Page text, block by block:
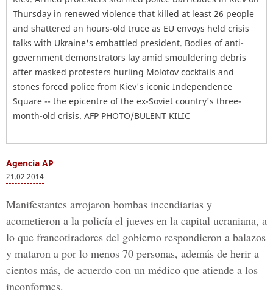
Thursday in renewed violence that killed at least 26 people
and shattered an hours-old truce as EU envoys held crisis
talks with Ukraine's embattled president. Bodies of anti-
government demonstrators lay amid smouldering debris
after masked protesters hurling Molotov cocktails and
stones forced police from Kiev's iconic Independence
Square -- the epicentre of the ex-Soviet country's three-
month-old crisis. AFP PHOTO/BULENT KILIC
Agencia AP
21.02.2014
Manifestantes arrojaron bombas incendiarias y
acometieron a la policía el jueves en la capital ucraniana, a
lo que francotiradores del gobierno respondieron a balazos
y mataron a por lo menos 70 personas, además de herir a
cientos más, de acuerdo con un médico que atiende a los
inconformes.